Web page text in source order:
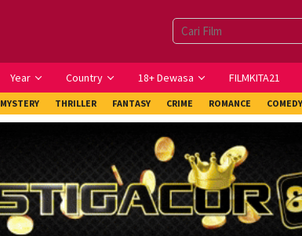
Year Country 18+ Dewasa FILMKITA21
MYSTERY THRILLER FANTASY CRIME ROMANCE COMEDY